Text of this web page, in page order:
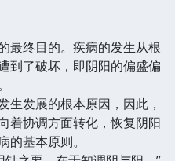
终目的。疾病的发生从根
到了破坏，即阴阳的偏盛偏
发展的根本原因，因此，
着协调方面转化，恢复阴阳
的基本原则。